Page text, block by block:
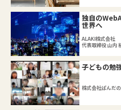
独自の
世界へ
ALAKI株式会社
代表取締役 山内
子どもの勉
株式会社ぱんだ